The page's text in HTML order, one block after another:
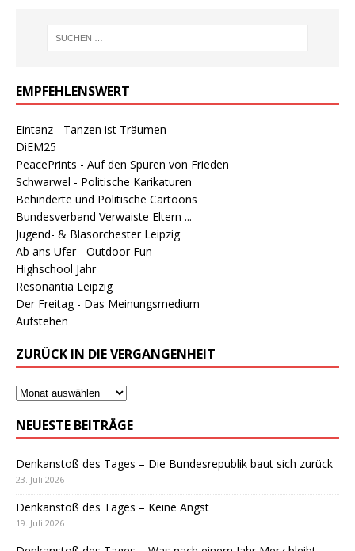
EMPFEHLENSWERT
Eintanz - Tanzen ist Träumen
DiEM25
PeacePrints - Auf den Spuren von Frieden
Schwarwel - Politische Karikaturen
Behinderte und Politische Cartoons
Bundesverband Verwaiste Eltern ...
Jugend- & Blasorchester Leipzig
Ab ans Ufer - Outdoor Fun
Highschool Jahr
Resonantia Leipzig
Der Freitag - Das Meinungsmedium
Aufstehen
ZURÜCK IN DIE VERGANGENHEIT
NEUESTE BEITRÄGE
Denkanstoß des Tages – Die Bundesrepublik baut sich zurück
23. Juli 2026
Denkanstoß des Tages – Keine Angst
19. Juli 2026